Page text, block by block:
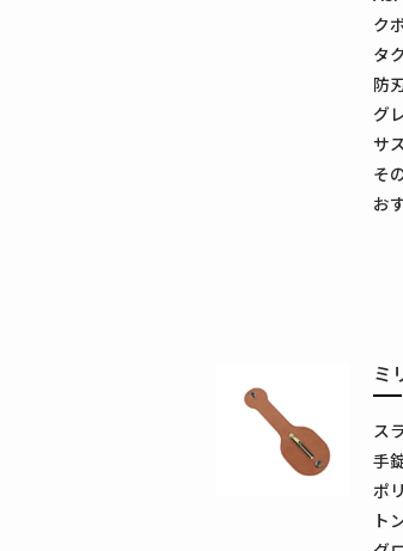
ク
タ
防
グ
サ
そ
お
ミ
ス
手
ポ
ト